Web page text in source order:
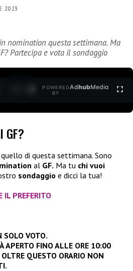
2023
nomination questa settimana. Ma
Partecipa e vota il sondaggio
POWERED
BY
AdhubMedia
GF?
di questa settimana. Sono
al GF. Ma tu chi vuoi
sondaggio e dicci la tua!
IL PREFERITO
SOLO VOTO.
APERTO FINO ALLE ORE 10:00
QUESTO ORARIO NON